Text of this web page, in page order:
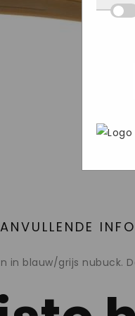
in blauw/grijs nubuck.
hij
we
In